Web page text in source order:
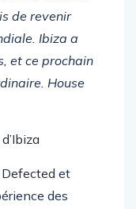
de revenir
Ibiza a
et ce prochain
House
Defected et
des